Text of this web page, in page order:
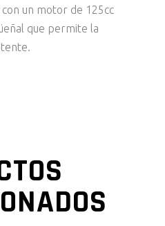
un motor de 125cc
que permite la